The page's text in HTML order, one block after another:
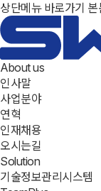
상단메뉴 바로가기 본
About us
인사말
사업분야
연혁
인재채용
오시는길
Solution
기술정보관리시스템